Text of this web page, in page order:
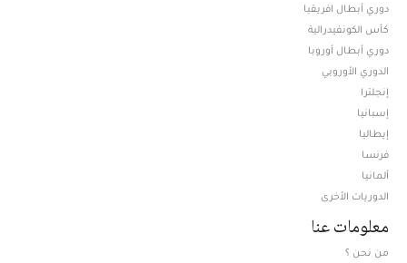
دوري أبطال افريقيا
كأس الكونفيدرالية
دوري أبطال أوروبا
الدوري الأوروبي
إنجلترا
إسبانيا
إيطاليا
فرنسا
ألمانيا
الدوريات الأخرى
معلومات عنا
من نحن ؟